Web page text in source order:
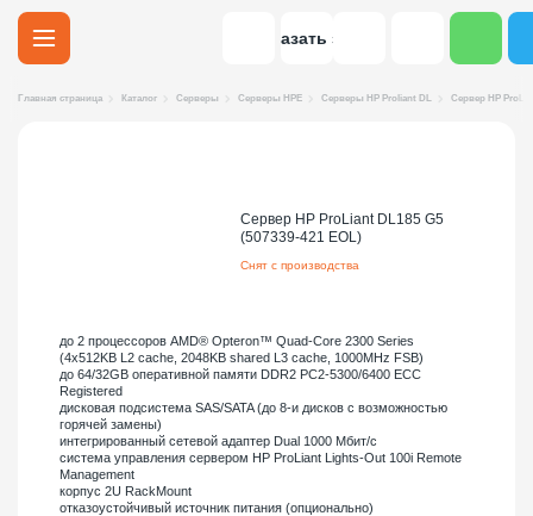
Заказать звонок
Главная страница Каталог Серверы Серверы HPE Серверы HP Proliant DL Сервер HP
Сервер HP ProLiant DL185 G5
(507339-421 EOL)
Снят с производства
до 2 процессоров AMD® Opteron™ Quad-Core 2300 Series
(4x512KB L2 cache, 2048KB shared L3 cache, 1000MHz FSB)
до 64/32GB оперативной памяти DDR2 PC2-5300/6400 ECC
Registered
дисковая подсистема SAS/SATA (до 8-и дисков с возможностью
горячей замены)
интегрированный сетевой адаптер Dual 1000 Мбит/с
система управления сервером HP ProLiant Lights-Out 100i Remote
Management
корпус 2U RackMount
отказоустойчивый источник питания (опционально)